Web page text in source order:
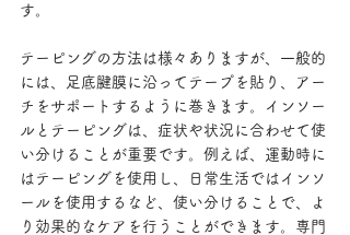
す。
テーピングの方法は様々ありますが、一般的
には、足底腱膜に沿ってテープを貼り、アー
チをサポートするように巻きます。インソー
ルとテーピングは、症状や状況に合わせて使
い分けることが重要です。例えば、運動時に
はテーピングを使用し、日常生活ではインソ
ールを使用するなど、使い分けることで、よ
り効果的なケアを行うことができます。専門